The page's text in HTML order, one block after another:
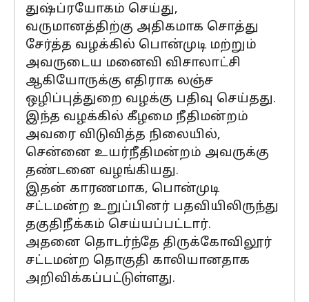
துஷ்ப்ரயோகம் செய்து,
வருமானத்திற்கு அதிகமாக சொத்து
சேர்த்த வழக்கில் பொன்முடி மற்றும்
அவருடைய மனைவி விசாலாட்சி
ஆகியோருக்கு எதிராக லஞ்ச
ஒழிப்புத்துறை வழக்கு பதிவு செய்தது.
இந்த வழக்கில் கீழமை நீதிமன்றம்
அவரை விடுவித்த நிலையில்,
சென்னை உயர்நீதிமன்றம் அவருக்கு
தண்டனை வழங்கியது.
இதன் காரணமாக, பொன்முடி
சட்டமன்ற உறுப்பினர் பதவியிலிருந்து
தகுதிநீக்கம் செய்யப்பட்டார்.
அதனை தொடர்ந்தே திருக்கோவிலூர்
சட்டமன்ற தொகுதி காலியானதாக
அறிவிக்கப்பட்டுள்ளது.